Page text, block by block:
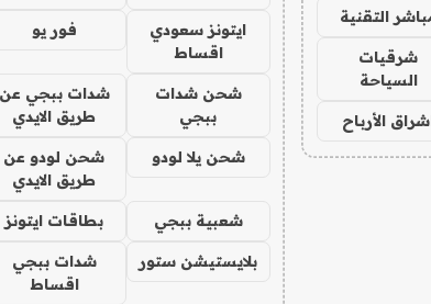
التقنية
شرقيات
السياحة
الأرباح
ايتونز سعودي
اقساط
فور يو
شحن شدات
ببجي
شدات ببجي عن
طريق الايدي
شحن يلا لودو
شحن لودو عن
طريق الايدي
شعبية ببجي بطاقات ايتونز
بلايستيشن ستور
شدات ببجي
اقساط